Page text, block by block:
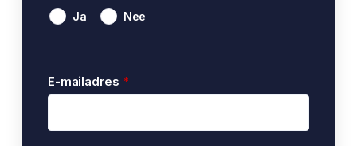
Ja Nee
E-mailadres *